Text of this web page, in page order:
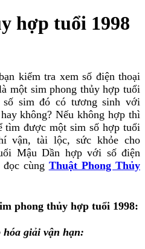
hợp tuổi 1998
kiểm tra xem số điện thoại
một sim phong thủy hợp tuổi
số sim đó có tương sinh với
không? Nếu không hợp thì
tìm được một sim số hợp tuổi
vận, tài lộc, sức khỏe cho
Mậu Dần hợp với số điện
cùng Thuật Phong Thủy
phong thủy hợp tuổi 1998:
hóa giải vận hạn: